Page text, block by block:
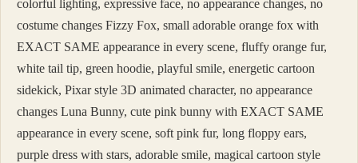
colorful lighting, expressive face, no appearance changes, no
costume changes Fizzy Fox, small adorable orange fox with
EXACT SAME appearance in every scene, fluffy orange fur,
white tail tip, green hoodie, playful smile, energetic cartoon
sidekick, Pixar style 3D animated character, no appearance
changes Luna Bunny, cute pink bunny with EXACT SAME
appearance in every scene, soft pink fur, long floppy ears,
purple dress with stars, adorable smile, magical cartoon style